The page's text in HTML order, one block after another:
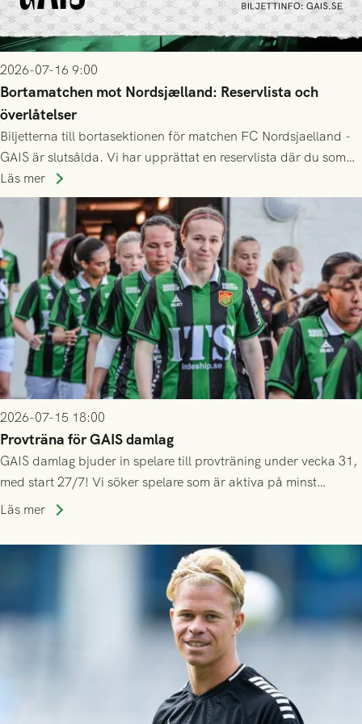
2026-07-16 9:00
Bortamatchen mot Nordsjælland: Reservlista och
överlåtelser
Biljetterna till bortasektionen för matchen FC Nordsjaelland -
GAIS är slutsålda. Vi har upprättat en reservlista där du som
ännu inte har någon biljett kan anmäla ditt intresse. Du kan
inte själv överlåta din biljett till någon annan.
Läs mer
2026-07-15 18:00
Provträna för GAIS damlag
GAIS damlag bjuder in spelare till provträning under vecka 31,
med start 27/7! Vi söker spelare som är aktiva på minst
division 3-nivå.
Läs mer